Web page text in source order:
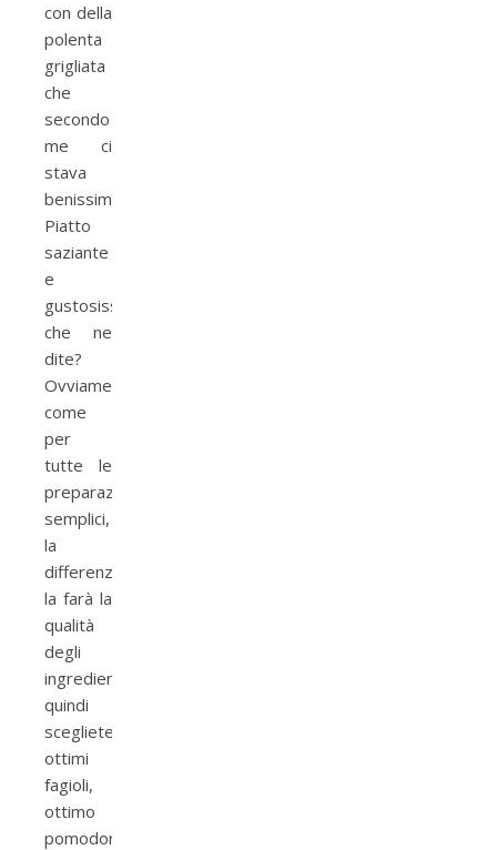
con della
polenta
grigliata
che
secondo
me ci
stava
benissimo.
Piatto
saziante
e
gustosissimo,
che ne
dite?
Ovviamente,
come
per
tutte le
preparazioni
semplici,
la
differenza
la farà la
qualità
degli
ingredienti:
quindi
scegliete
ottimi
fagioli,
ottimo
pomodoro,